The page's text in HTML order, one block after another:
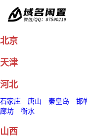
北京
天津
河北
石家庄 唐山 秦皇岛 邯
廊坊
衡水
山西